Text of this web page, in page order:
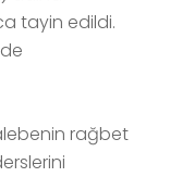
tayin edildi.
rağbet